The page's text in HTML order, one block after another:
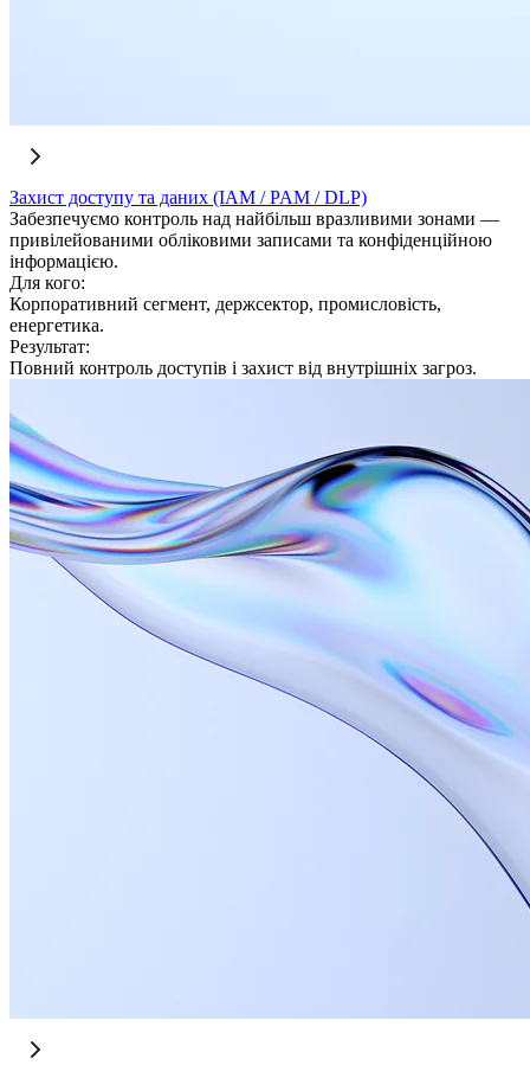
Захист доступу та даних (IAM / PAM / DLP)
Забезпечуємо контроль над найбільш вразливими зонами —
привілейованими обліковими записами та конфіденційною
інформацією.
Для кого:
Корпоративний сегмент, держсектор, промисловість,
енергетика.
Результат:
Повний контроль доступів і захист від внутрішніх загроз.